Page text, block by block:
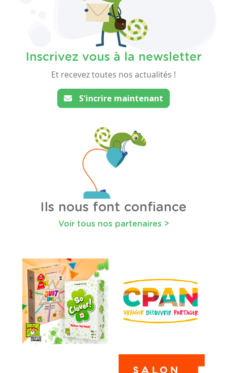
Inscrivez vous à la newsletter
Et recevez toutes nos actualités !
S'incrire maintenant
Ils nous font confiance
Voir tous nos partenaires >